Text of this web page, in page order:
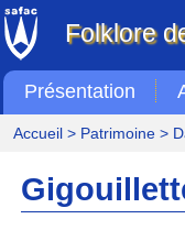
Folklore
Présentation
Accueil> Patrimoine>